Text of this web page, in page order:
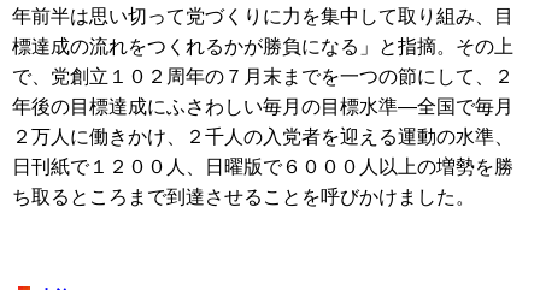
年前半は思い切って党づくりに力を集中して取り組み、目
標達成の流れをつくれるかが勝負になる」と指摘。その上
で、党創立１０２周年の７月末までを一つの節にして、２
年後の目標達成にふさわしい毎月の目標水準―全国で毎月
２万人に働きかけ、２千人の入党者を迎える運動の水準、
日刊紙で１２００人、日曜版で６０００人以上の増勢を勝
ち取るところまで到達させることを呼びかけました。